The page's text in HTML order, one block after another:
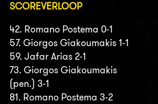
SCOREVERLOOP
42. Romano Postema 0-1
57. Giorgos Giakoumakis 1-1
59. Jafar Arias 2-1
73. Giorgos Giakoumakis
(pen.) 3-1
81. Romano Postema 3-2